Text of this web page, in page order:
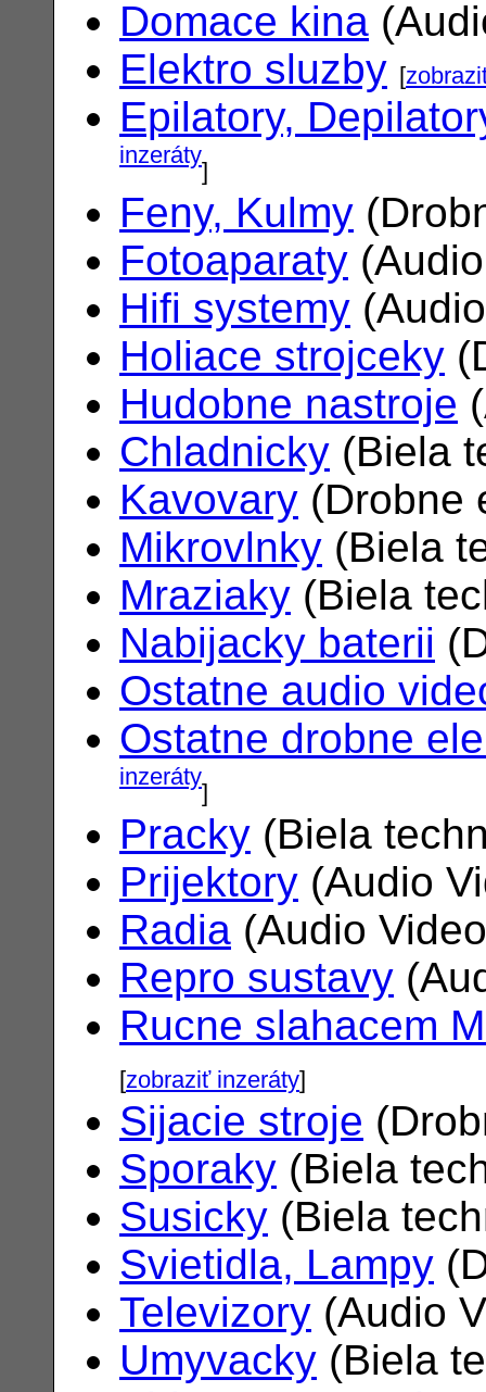
Domace kina
Elektro sluzby [
Epilatory,
inzeráty]
Feny, Kulmy
Fotoaparaty
Hifi systemy
Holiace strojceky
Hudobne nastroje
Chladnicky (Biela
Kavovary (Drobne
Mikrovlnky (Biela
Mraziaky (Biela
Nabijacky baterii
Ostatne audio
Ostatne drobne
inzeráty]
Pracky (Biela
Prijektory (Audio
Radia (Audio
Repro sustavy
Rucne slahacem
[zobraziť inzeráty]
Sijacie stroje
Sporaky (Biela
Susicky (Biela
Svietidla, Lampy
Televizory (Audio
Umyvacky (Biela